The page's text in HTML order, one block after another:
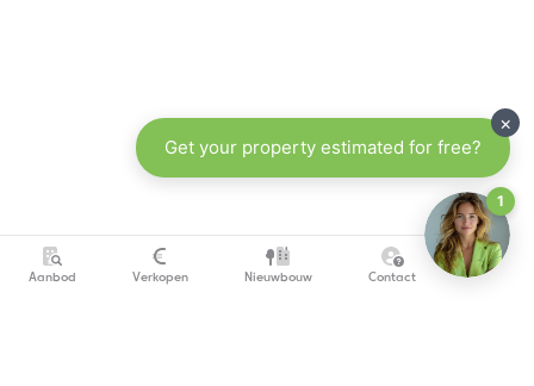
Aanbod Verkopen Nieuwbouw Contact